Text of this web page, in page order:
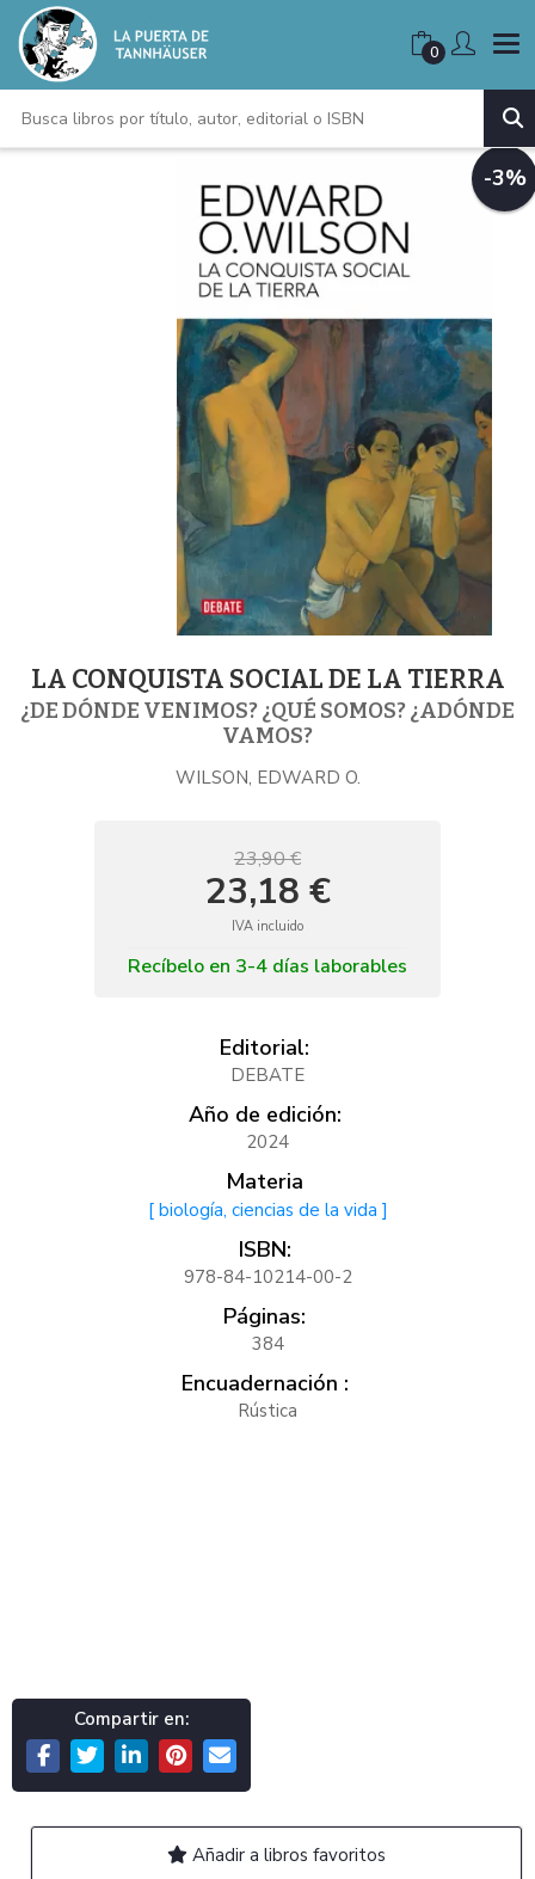
0
-3%
LA CONQUISTA SOCIAL DE LA TIERRA
¿DE DÓNDE VENIMOS? ¿QUÉ SOMOS? ¿ADÓNDE
VAMOS?
WILSON, EDWARD O.
23,90 €
23,18 €
IVA incluido
Recíbelo en 3-4 días laborables
Editorial:
DEBATE
Año de edición:
2024
Materia
[ biología, ciencias de la vida ]
ISBN:
978-84-10214-00-2
Páginas:
384
Encuadernación :
Rústica
Compartir en:
Añadir a libros favoritos